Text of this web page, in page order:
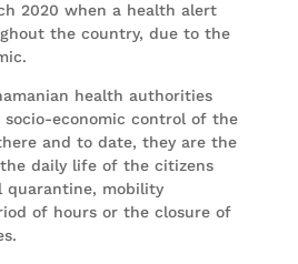
2020 when a health alert
the country, due to the
health authorities
economic control of the
and to date, they are the
daily life of the citizens
mobility
of hours or the closure of